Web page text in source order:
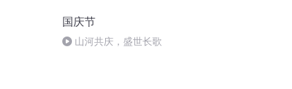
国庆节
山河共庆，盛世长歌